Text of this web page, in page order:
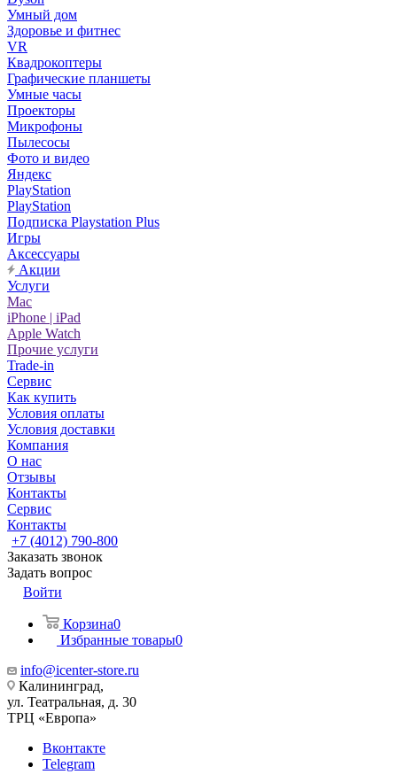
Умный дом
Здоровье и фитнес
VR
Квадрокоптеры
Графические планшеты
Умные часы
Проекторы
Микрофоны
Пылесосы
Фото и видео
Яндекс
PlayStation
PlayStation
Подписка Playstation Plus
Игры
Аксессуары
Акции
Услуги
Mac
iPhone | iPad
Apple Watch
Прочие услуги
Trade-in
Сервис
Как купить
Условия оплаты
Условия доставки
Компания
О нас
Отзывы
Контакты
Сервис
Контакты
+7 (4012) 790-800
Заказать звонок
Задать вопрос
Войти
Корзина0
Избранные товары0
info@icenter-store.ru
Калининград,
ул. Театральная, д. 30
ТРЦ «Европа»
Вконтакте
Telegram